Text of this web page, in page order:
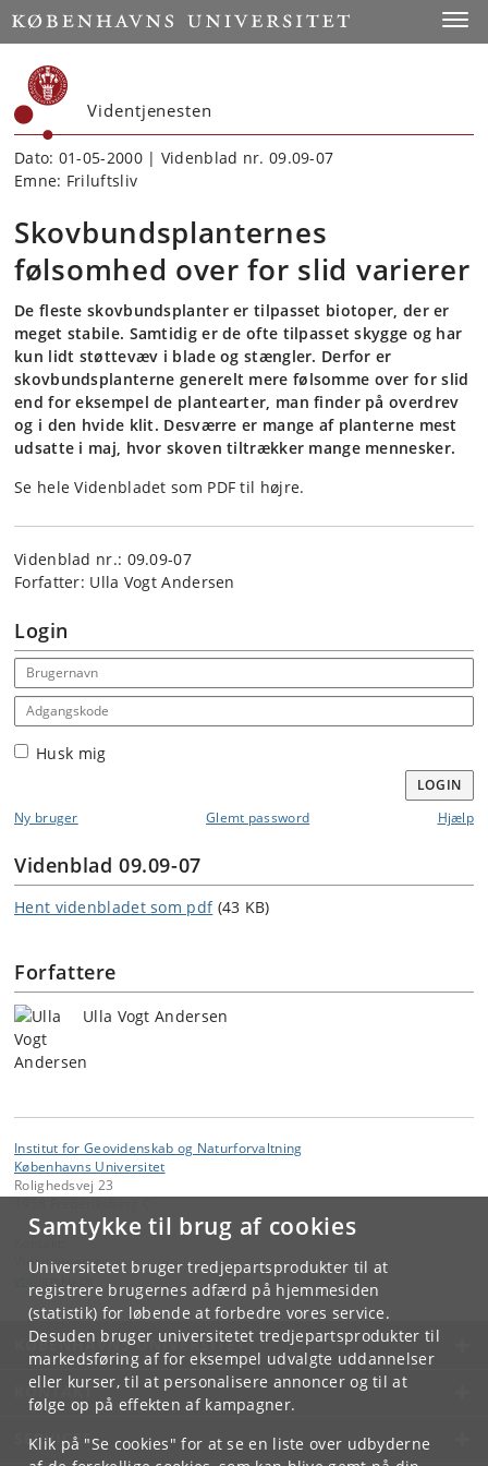
Samtykke til brug af cookies
Universitetet bruger tredjepartsprodukter til at
registrere brugernes adfærd på hjemmesiden
(statistik) for løbende at forbedre vores service.
Desuden bruger universitetet tredjepartsprodukter til
markedsføring af for eksempel udvalgte uddannelser
eller kurser, til at personalisere annoncer og til at
følge op på effekten af kampagner.
Klik på "Se cookies" for at se en liste over udbyderne
Start
Videntjenesten
Dato: 01-05-2000 | Videnblad nr. 09.09-07
Emne: Friluftsliv
Skovbundsplanternes
følsomhed over for slid varierer
De fleste skovbundsplanter er tilpasset biotoper, der er
meget stabile. Samtidig er de ofte tilpasset skygge og har
kun lidt støttevæv i blade og stængler. Derfor er
skovbundsplanterne generelt mere følsomme over for slid
end for eksempel de plantearter, man finder på overdrev
og i den hvide klit. Desværre er mange af planterne mest
udsatte i maj, hvor skoven tiltrækker mange mennesker.
Se hele Videnbladet som PDF til højre.
Videnblad nr.: 09.09-07
Forfatter: Ulla Vogt Andersen
Login
Email address
Adgangskode
Husk mig
LOGIN
Ny bruger
Glemt password Hjælp
Videnblad 09.09-07
Hent videnbladet som pdf (43 KB)
Forfattere
Ulla Vogt Andersen
Institut for Geovidenskab og Naturforvaltning
Københavns Universitet
Rolighedsvej 23
Videntjenesten
KØBENHAVNS UNIVERSITET
KONTAKT
SERVICES